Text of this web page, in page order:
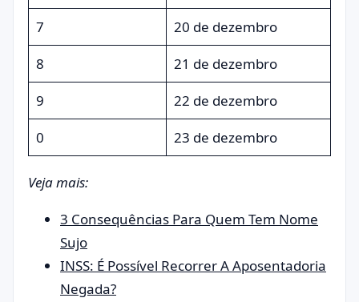
7
20 de dezembro
8
21 de dezembro
9
22 de dezembro
0
23 de dezembro
Veja mais:
3 Consequências Para Quem Tem Nome
Sujo
INSS: É Possível Recorrer A Aposentadoria
Negada?